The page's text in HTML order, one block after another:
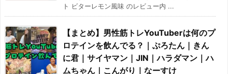
ト ビターレモン風味 のレビュー内 ...
【まとめ】男性筋トレYouTuberは何のプ
ロテインを飲んでる？｜ぷろたん｜きん
に君｜サイヤマン｜JIN｜ハラダマン｜ハ
ムちゃん｜こんがり｜なーすけ